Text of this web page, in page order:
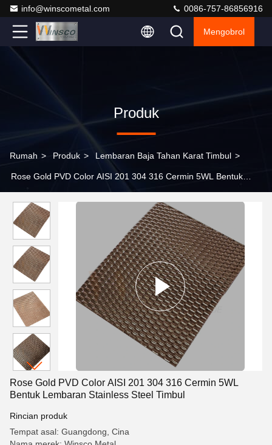
info@winscometal.com 0086-757-86856916
Mengobrol
Produk
Rumah > Produk > Lembaran Baja Tahan Karat Timbul >
Rose Gold PVD Color AISI 201 304 316 Cermin 5WL Bentuk
Rose Gold PVD Color AISI 201 304 316 Cermin 5WL
Bentuk Lembaran Stainless Steel Timbul
Rincian produk
Tempat asal: Guangdong, Cina